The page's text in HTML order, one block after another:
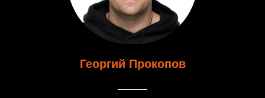
Георгий Прокопов